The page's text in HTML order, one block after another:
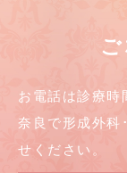
お電話は診療時
奈良で形成外科
せください。